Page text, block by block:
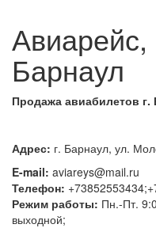
Авиарейс,
Барнаул
Продажа авиабилетов
Адрес: г. Барнаул, ул.
E-mail: aviareys@mail.ru
Телефон:
Режим работы: Пн.-Пт.
выходной;